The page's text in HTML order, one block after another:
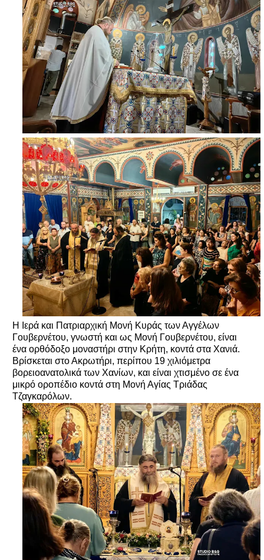
Η Ιερά και Πατριαρχική Μονή Κυράς των Αγγέλων
Γουβερνέτου, γνωστή και ως Μονή Γουβερνέτου, είναι
ένα ορθόδοξο μοναστήρι στην Κρήτη, κοντά στα Χανιά.
Βρίσκεται στο Ακρωτήρι, περίπου 19 χιλιόμετρα
βορειοανατολικά των Χανίων, και είναι χτισμένο σε ένα
μικρό οροπέδιο κοντά στη Μονή Αγίας Τριάδας
Τζαγκαρόλων.